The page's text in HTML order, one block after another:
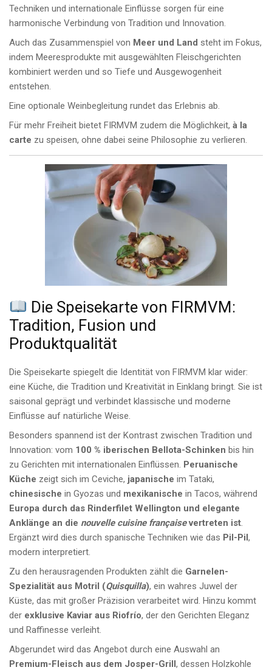
Techniken und internationale Einflüsse sorgen für eine
harmonische Verbindung von Tradition und Innovation.
Auch das Zusammenspiel von Meer und Land steht im Fokus,
indem Meeresprodukte mit ausgewählten Fleischgerichten
kombiniert werden und so Tiefe und Ausgewogenheit
entstehen.
Eine optionale Weinbegleitung rundet das Erlebnis ab.
Für mehr Freiheit bietet FIRMVM zudem die Möglichkeit, à la
carte zu speisen, ohne dabei seine Philosophie zu verlieren.
Die Speisekarte von FIRMVM:
Tradition, Fusion und
Produktqualität
Die Speisekarte spiegelt die Identität von FIRMVM klar wider:
eine Küche, die Tradition und Kreativität in Einklang bringt. Sie ist
saisonal geprägt und verbindet klassische und moderne
Einflüsse auf natürliche Weise.
Besonders spannend ist der Kontrast zwischen Tradition und
Innovation: vom 100 % iberischen Bellota-Schinken bis hin
zu Gerichten mit internationalen Einflüssen. Peruanische
Küche zeigt sich im Ceviche, japanische im Tataki,
chinesische in Gyozas und mexikanische in Tacos, während
Europa durch das Rinderfilet Wellington und elegante
Anklänge an die nouvelle cuisine françaisevertreten ist.
Ergänzt wird dies durch spanische Techniken wie das Pil-Pil,
modern interpretiert.
Zu den herausragenden Produkten zählt die Garnelen-
Spezialität aus Motril (Quisquilla), ein wahres Juwel der
Küste, das mit großer Präzision verarbeitet wird. Hinzu kommt
der exklusive Kaviar aus Riofrío, der den Gerichten Eleganz
und Raffinesse verleiht.
Abgerundet wird das Angebot durch eine Auswahl an
Premium-Fleisch aus dem Josper-Grill, dessen Holzkohle